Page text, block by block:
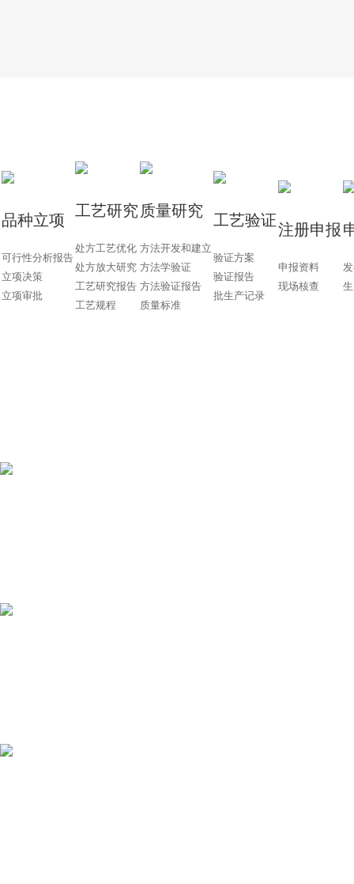
品种立项
可行性分析报告
立项决策
立项审批
​工艺研究
处方工艺优化
处方放大研究
工艺研究报告
工艺规程
​质量研究
方法开发和建立
方法学验证
方法验证报告
质量标准
​工艺验证
验证方案
验证报告
批生产记录
​注册申报
申报资料
现场核查